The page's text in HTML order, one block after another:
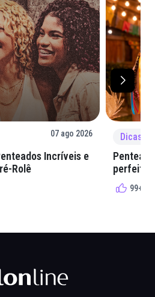
07 ago 2026
Incríveis e
Rolê
perfeita
99+